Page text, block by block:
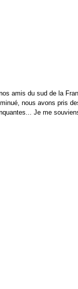
amis du sud de la
nous avons pris
Je me